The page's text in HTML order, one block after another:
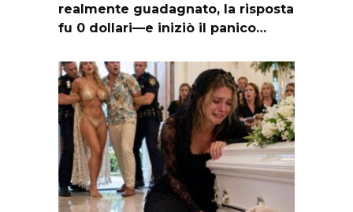
realmente guadagnato, la risposta
fu 0 dollari—e iniziò il panico…